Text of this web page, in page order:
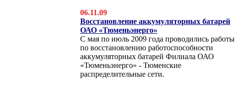
06.11.09
Восстановление аккумуляторных батарей
ОАО «Тюменьэнерго»
С мая по июль 2009 года проводились работы
по восстановлению работоспособности
аккумуляторных батарей Филиала ОАО
«Тюменьэнерго» - Тюменские
распределительные сети.